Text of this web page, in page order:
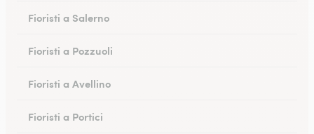
Fioristi a Salerno
Fioristi a Pozzuoli
Fioristi a Avellino
Fioristi a Portici